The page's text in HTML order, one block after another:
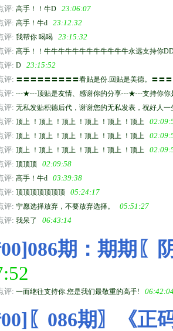
评: 高手！！牛D
23:06:07
评: 高手！牛d
23:12:32
评: 我帮你 喝喝
23:15:32
评: 高手！！牛牛牛牛牛牛牛牛牛牛牛牛永远支持你
评: D
23:15:52
评: 〓〓〓〓〓〓〓〓〓看贴是份.回贴是美德。〓〓
评: ┅★┅顶贴是友情、感谢你的分享┅★┅支持你
评: 无私发贴积德后代，谢谢您的无私发表，祝好人一
评: 顶上 ！顶上 ！顶上 ！顶上 ！顶上 ！顶上
评: 顶上 ！顶上 ！顶上 ！顶上 ！顶上 ！顶上
评: 顶上 ！顶上 ！顶上 ！顶上 ！顶上 ！顶上
评: 顶顶顶
02:09:58
评: 高手！牛d
03:39:38
评: 顶顶顶顶顶顶顶
05:24:17
评: 宁愿选择放弃，不要放弃选择。
05:51:27
评: 我呆了 06:43:14
期：期期〖
评: 一而继往支持你.您是我们最敬重的高手!
〖086期〗《